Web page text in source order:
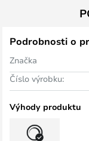
Podrobnosti o
Značka
Číslo výrobku:
Výhody produktu